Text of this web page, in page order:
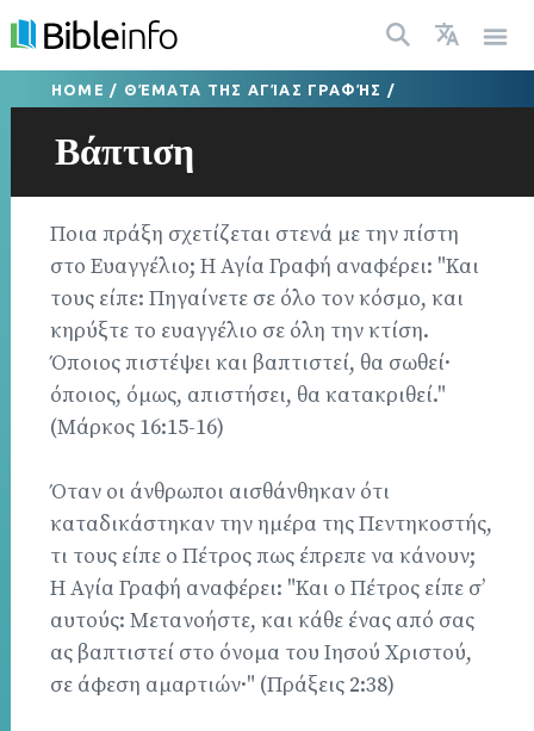
HOME / ΘΈΜΑΤΑ ΤΗΣ ΑΓΊΑΣ ΓΡΑΦΉΣ /
Βάπτιση
Ποια πράξη σχετίζεται στενά με την πίστη
στο Ευαγγέλιο; Η Αγία Γραφή αναφέρει: "Και
τους είπε: Πηγαίνετε σε όλο τον κόσμο, και
κηρύξτε το ευαγγέλιο σε όλη την κτίση.
Όποιος πιστέψει και βαπτιστεί, θα σωθεί·
όποιος, όμως, απιστήσει, θα κατακριθεί."
(Μάρκος 16:15-16)
Όταν οι άνθρωποι αισθάνθηκαν ότι
καταδικάστηκαν την ημέρα της Πεντηκοστής,
τι τους είπε ο Πέτρος πως έπρεπε να κάνουν;
Η Αγία Γραφή αναφέρει: "Και ο Πέτρος είπε σ’
αυτούς: Μετανοήστε, και κάθε ένας από σας
ας βαπτιστεί στο όνομα του Ιησού Χριστού,
σε άφεση αμαρτιών·" (Πράξεις 2:38)